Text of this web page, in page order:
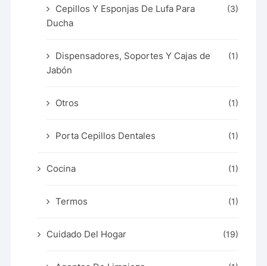
Cepillos Y Esponjas De Lufa Para
Ducha
(3)
Dispensadores, Soportes Y Cajas de
Jabón
(1)
Otros (1)
Porta Cepillos Dentales (1)
Cocina (1)
Termos (1)
Cuidado Del Hogar (19)